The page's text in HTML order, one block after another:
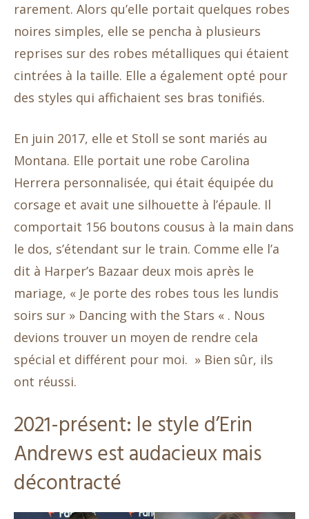
rarement. Alors qu’elle portait quelques robes
noires simples, elle se pencha à plusieurs
reprises sur des robes métalliques qui étaient
cintrées à la taille. Elle a également opté pour
des styles qui affichaient ses bras tonifiés.
En juin 2017, elle et Stoll se sont mariés au
Montana. Elle portait une robe Carolina
Herrera personnalisée, qui était équipée du
corsage et avait une silhouette à l’épaule. Il
comportait 156 boutons cousus à la main dans
le dos, s’étendant sur le train. Comme elle l’a
dit à Harper’s Bazaar deux mois après le
mariage, « Je porte des robes tous les lundis
soirs sur » Dancing with the Stars « . Nous
devions trouver un moyen de rendre cela
spécial et différent pour moi. » Bien sûr, ils
ont réussi.
2021-présent: le style d’Erin
Andrews est audacieux mais
décontracté